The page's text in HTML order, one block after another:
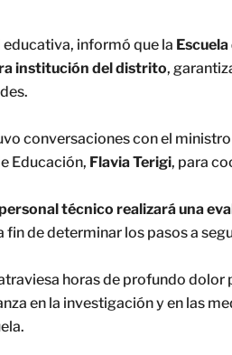
informó que la
institución del distrito,
conversaciones con el
Educación, Flavia Terigi, para
técnico realizará una
de determinar los pasos a
horas de profundo dolor
en la investigación y en las